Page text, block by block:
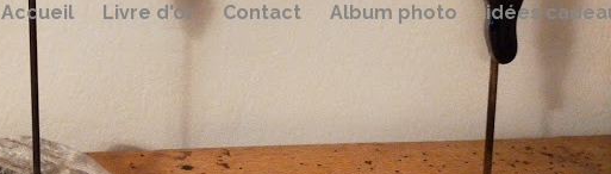
Accueil Livre d'or Contact Album photo idées